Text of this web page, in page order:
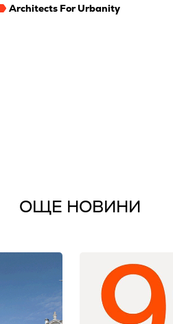
Architects For Urbanity
ОЩЕ НОВИНИ